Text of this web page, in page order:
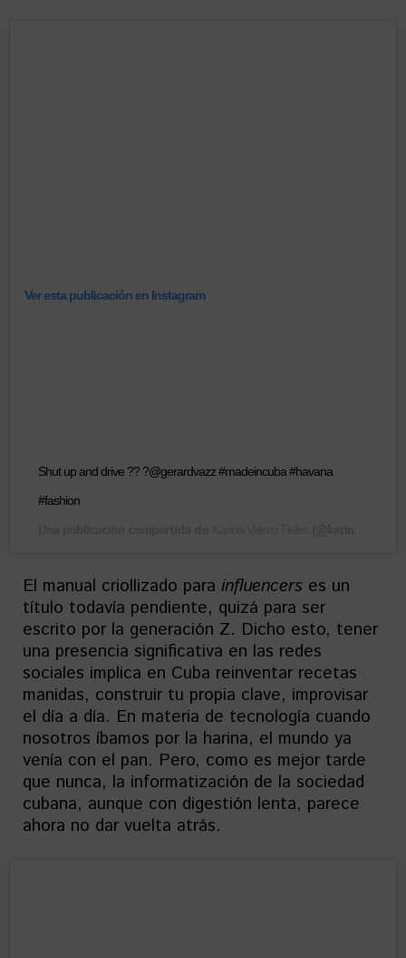
Ver esta publicación en Instagram
Shut up and drive ?? ?@gerardvazz #madeincuba #havana
#fashion
El manual criollizado para influencers es un
título todavía pendiente, quizá para ser
escrito por la generación Z. Dicho esto, tener
una presencia significativa en las redes
sociales implica en Cuba reinventar recetas
manidas, construir tu propia clave, improvisar
el día a día. En materia de tecnología cuando
nosotros íbamos por la harina, el mundo ya
venía con el pan. Pero, como es mejor tarde
que nunca, la informatización de la sociedad
cubana, aunque con digestión lenta, parece
ahora no dar vuelta atrás.